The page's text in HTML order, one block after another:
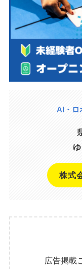
AI・ロ
株式
広告掲載